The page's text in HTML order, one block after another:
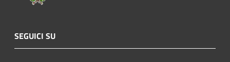
SEGUICI SU